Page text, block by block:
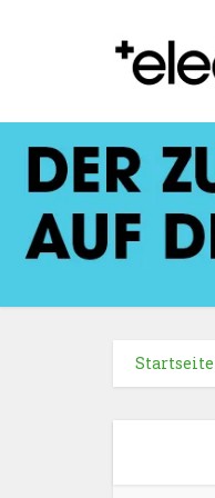
Startseite